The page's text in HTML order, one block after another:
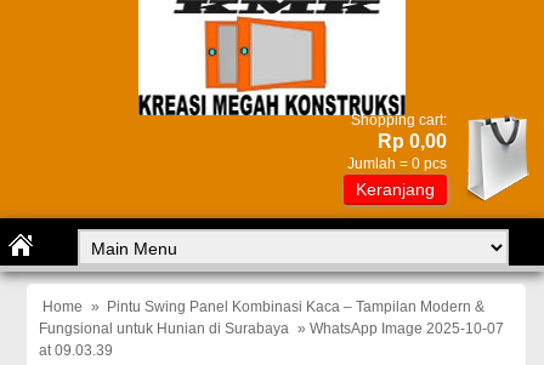
Shopping cart:
Rp 0,00
Jumlah = 0 pcs
Keranjang
Home »
Pintu Swing Panel Kombinasi Kaca – Tampilan Modern &
Fungsional untuk Hunian di Surabaya » WhatsApp Image 2025-10-07
at 09.03.39